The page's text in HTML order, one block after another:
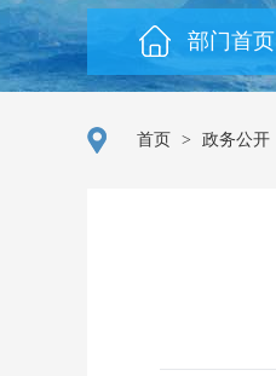
部门首页
首页 > 政务公开